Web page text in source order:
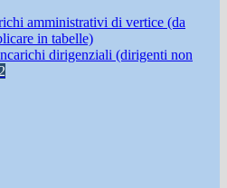
amministrativi di vertice (da
in tabelle)
dirigenziali (dirigenti non